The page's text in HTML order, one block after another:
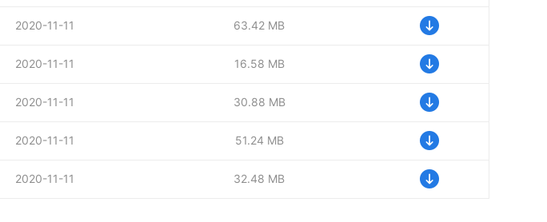
2020-11-11 63.42 MB
2020-11-11 16.58 MB
2020-11-11 30.88 MB
2020-11-11 51.24 MB
2020-11-11 32.48 MB